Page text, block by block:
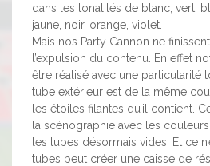
dans les tonalités de blanc, vert,
jaune, noir, orange, violet.
Mais nos Party Cannon ne
l’expulsion du contenu. En effet
être réalisé avec une particularité
tube extérieur est de la même
les étoiles filantes qu’il contient.
la scénographie avec les
les tubes désormais vides. Et ce
tubes peut créer une caisse de